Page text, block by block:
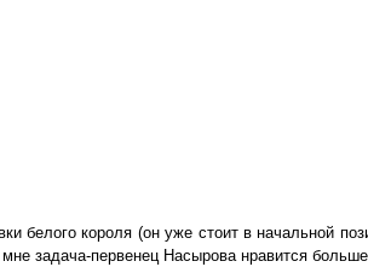
белого короля (он уже стоит в начальной
задача-первенец Насырова нравится